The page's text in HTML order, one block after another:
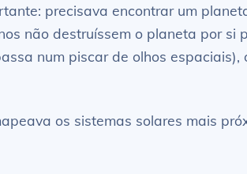
precisava encontrar um
não destruíssem o planeta por si
num piscar de olhos
os sistemas solares mais